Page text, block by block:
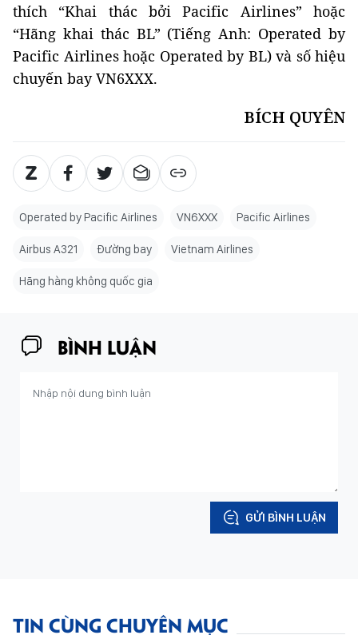
thích “Khai thác bởi Pacific Airlines” hoặc
“Hãng khai thác BL” (Tiếng Anh: Operated by
Pacific Airlines hoặc Operated by BL) và số hiệu
chuyến bay VN6XXX.
BÍCH QUYÊN
Operated by Pacific Airlines VN6XXX Pacific Airlines
Airbus A321 Đường bay Vietnam Airlines
Hãng hàng không quốc gia
BÌNH LUẬN
GỬI BÌNH LUẬN
TIN CÙNG CHUYÊN MỤC